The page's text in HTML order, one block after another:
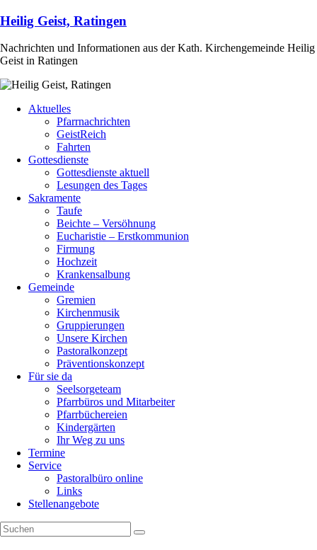
Heilig Geist, Ratingen
Nachrichten und Informationen aus der Kath. Kirchengemeinde Heilig
Geist in Ratingen
Aktuelles
Pfarrnachrichten
GeistReich
Fahrten
Gottesdienste
Gottesdienste aktuell
Lesungen des Tages
Sakramente
Taufe
Beichte – Versöhnung
Eucharistie – Erstkommunion
Firmung
Hochzeit
Krankensalbung
Gemeinde
Gremien
Kirchenmusik
Gruppierungen
Unsere Kirchen
Pastoralkonzept
Präventionskonzept
Für sie da
Seelsorgeteam
Pfarrbüros und Mitarbeiter
Pfarrbüchereien
Kindergärten
Ihr Weg zu uns
Termine
Service
Pastoralbüro online
Links
Stellenangebote